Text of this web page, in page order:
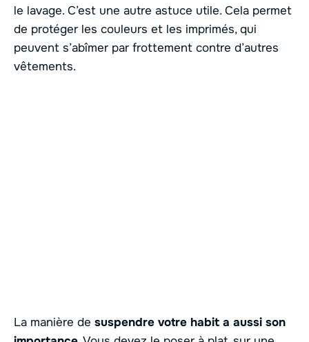
le lavage. C’est une autre astuce utile. Cela permet
de protéger les couleurs et les imprimés, qui
peuvent s’abîmer par frottement contre d’autres
vêtements.
La manière de suspendre votre habit a aussi son